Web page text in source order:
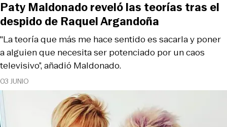
03 JUNIO
"La teoría que más me hace sentido es sacarla y poner
a alguien que necesita ser potenciado por un caos
televisivo”, añadió Maldonado.
Paty Maldonado reveló las teorías tras el
despido de Raquel Argandoña